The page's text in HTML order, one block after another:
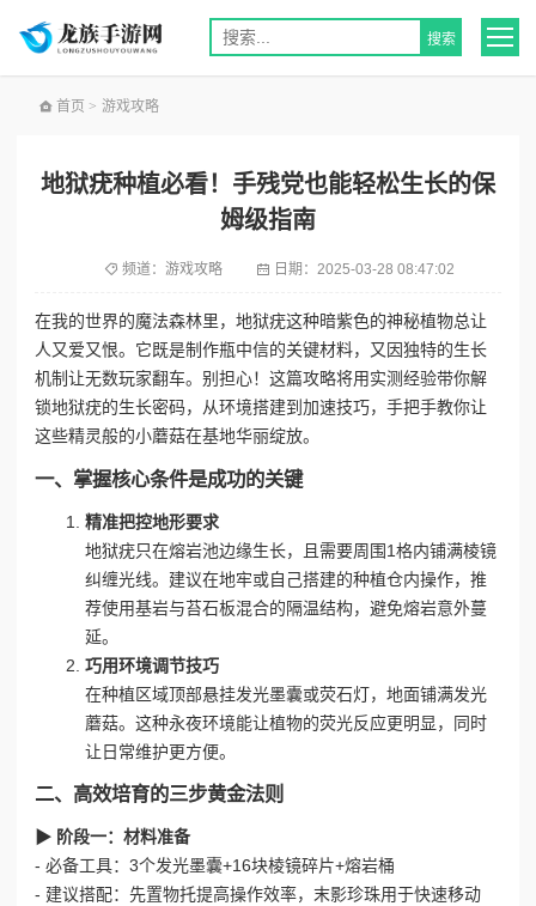
首页 > 游戏攻略
地狱疣种植必看！手残党也能轻松生长的保
姆级指南
频道： 游戏攻略 日期： 2025-03-28 08:47:02
在我的世界的魔法森林里，地狱疣这种暗紫色的神秘植物总让
人又爱又恨。它既是制作瓶中信的关键材料，又因独特的生长
机制让无数玩家翻车。别担心！这篇攻略将用实测经验带你解
锁地狱疣的生长密码，从环境搭建到加速技巧，手把手教你让
这些精灵般的小蘑菇在基地华丽绽放。
一、掌握核心条件是成功的关键
精准把控地形要求
地狱疣只在熔岩池边缘生长，且需要周围1格内铺满棱镜
纠缠光线。建议在地牢或自己搭建的种植仓内操作，推
荐使用基岩与苔石板混合的隔温结构，避免熔岩意外蔓
延。
巧用环境调节技巧
在种植区域顶部悬挂发光墨囊或荧石灯，地面铺满发光
蘑菇。这种永夜环境能让植物的荧光反应更明显，同时
让日常维护更方便。
二、高效培育的三步黄金法则
▶ 阶段一：材料准备
- 必备工具：3个发光墨囊+16块棱镜碎片+熔岩桶
- 建议搭配：先置物托提高操作效率，末影珍珠用于快速移动